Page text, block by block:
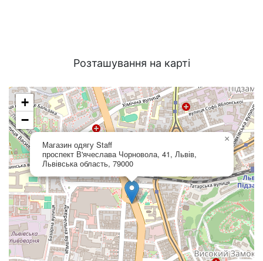
Розташування на карті
Магазин одягу Staff
проспект В'ячеслава Чорновола, 41, Львів,
Львівська область, 79000
×
+
−